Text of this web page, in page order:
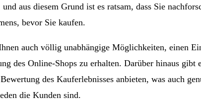
aus diesem Grund ist es ratsam, dass Sie
bevor Sie kaufen.
auch völlig unabhängige Möglichkeiten, einen
des Online-Shops zu erhalten. Darüber hinaus gibt
des Kauferlebnisses anbieten, was auch
die Kunden sind.